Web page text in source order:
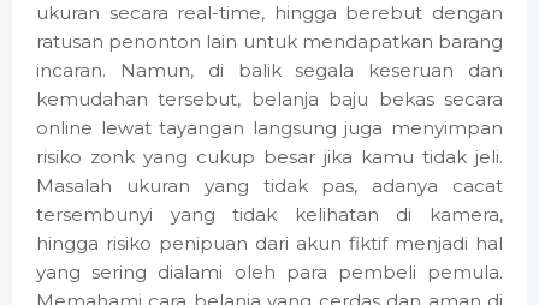
ukuran secara real-time, hingga berebut dengan
ratusan penonton lain untuk mendapatkan barang
incaran. Namun, di balik segala keseruan dan
kemudahan tersebut, belanja baju bekas secara
online lewat tayangan langsung juga menyimpan
risiko zonk yang cukup besar jika kamu tidak jeli.
Masalah ukuran yang tidak pas, adanya cacat
tersembunyi yang tidak kelihatan di kamera,
hingga risiko penipuan dari akun fiktif menjadi hal
yang sering dialami oleh para pembeli pemula.